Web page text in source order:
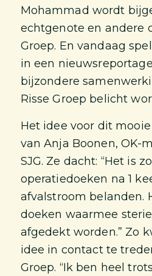
Mohammad wordt
echtgenote en andere
Groep. En vandaag
in een
bijzondere
Risse Groep belicht
Het idee voor dit
van Anja Boonen, OK-
SJG. Ze dacht: “Het is
operatiedoeken na 1
afvalstroom belanden.
doeken waarmee
afgedekt worden.” Zo
idee in contact te
Groep. “Ik ben heel